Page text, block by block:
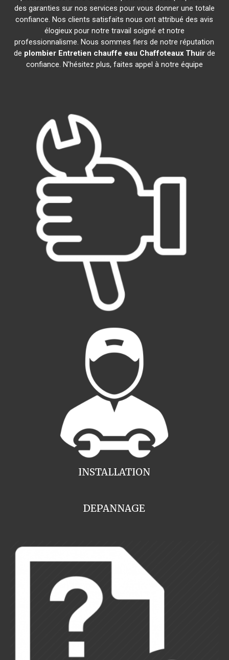
des garanties sur nos services pour vous donner une totale
confiance. Nos clients satisfaits nous ont attribué des avis
élogieux pour notre travail soigné et notre
professionnalisme. Nous sommes fiers de notre réputation
de plombier Entretien chauffe eau Chaffoteaux Thuirde
confiance. N'hésitez plus, faites appel à notre équipe
INSTALLATION
DEPANNAGE